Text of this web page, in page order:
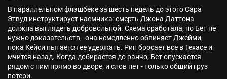
В параллельном флэшбеке за шесть недель до этого Сара
Этвуд инструктирует наемника: смерть Джона Даттона
должна выглядеть добровольной. Схема сработала, но Бет не
нужно доказательств - она немедленно обвиняет Джейми,
пока Кейси пытается ее удержать. Рип бросает все в Техасе и
мчится назад. Когда добирается до ранчо, Бет опускается
рядом с ним прямо во дворе, и слов нет - только общий груз
потери.